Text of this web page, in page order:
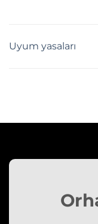
Uyum yasaları